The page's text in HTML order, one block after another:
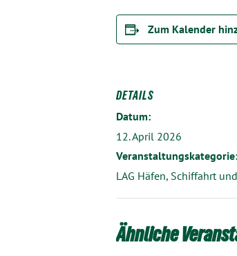
Zum Kalender
DETAILS
Datum:
12. April 2026
Veranstaltungskategorie:
LAG Häfen, Schiffahrt
Ähnliche